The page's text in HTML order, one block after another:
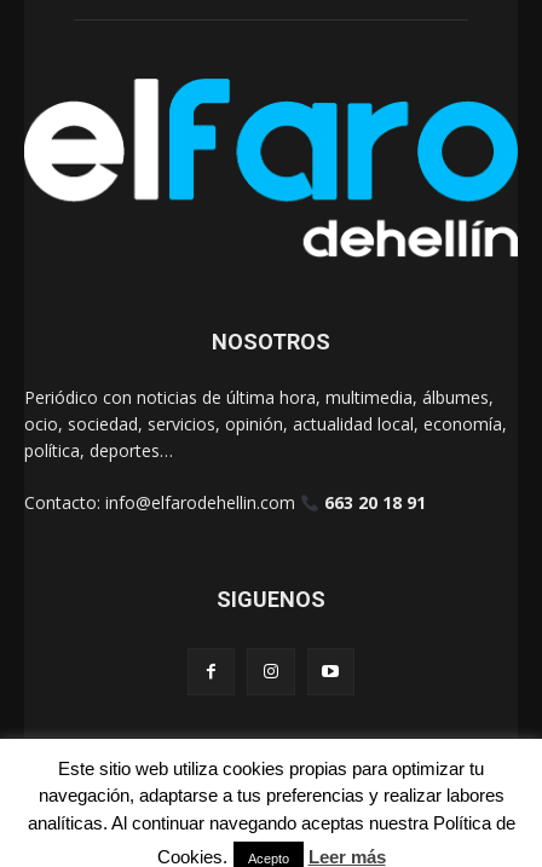
NOSOTROS
Periódico con noticias de última hora, multimedia, álbumes,
ocio, sociedad, servicios, opinión, actualidad local, economía,
política, deportes…
Contacto: info@elfarodehellin.com 663 20 18 91
SIGUENOS
El Faro de Hellín 2025
La Foto de la Semana
Publicidad
Este sitio web utiliza cookies propias para optimizar tu
navegación, adaptarse a tus preferencias y realizar labores
analíticas. Al continuar navegando aceptas nuestra Política de
Cookies.
Acepto Leer más